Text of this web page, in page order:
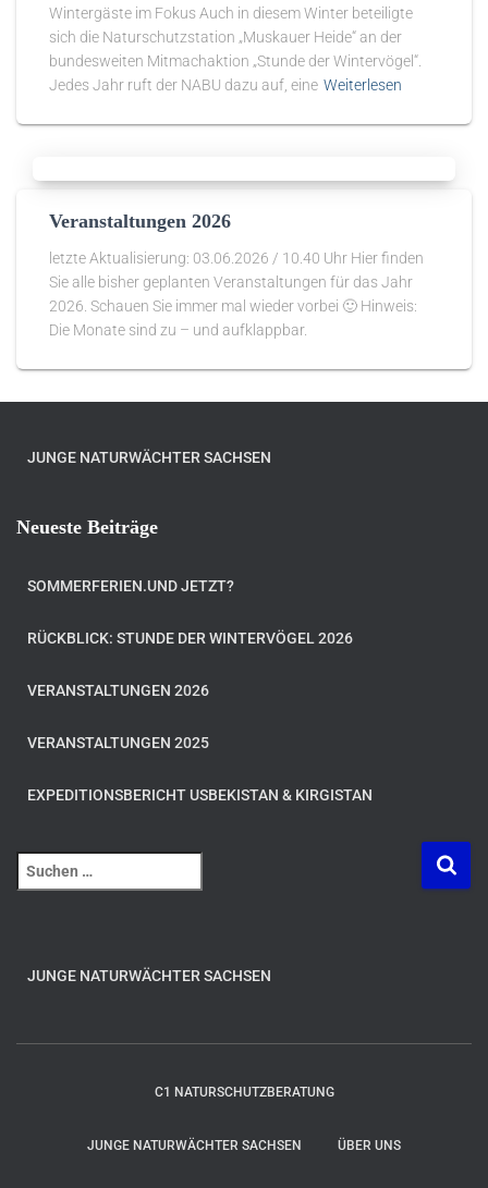
Wintergäste im Fokus Auch in diesem Winter beteiligte
sich die Naturschutzstation „Muskauer Heide“ an der
bundesweiten Mitmachaktion „Stunde der Wintervögel“.
Jedes Jahr ruft der NABU dazu auf, eine Weiterlesen
Veranstaltungen 2026
letzte Aktualisierung: 03.06.2026 / 10.40 Uhr Hier finden
Sie alle bisher geplanten Veranstaltungen für das Jahr
2026. Schauen Sie immer mal wieder vorbei 🙂 Hinweis:
Die Monate sind zu – und aufklappbar.
JUNGE NATURWÄCHTER SACHSEN
Neueste Beiträge
SOMMERFERIEN.UND JETZT?
RÜCKBLICK: STUNDE DER WINTERVÖGEL 2026
VERANSTALTUNGEN 2026
VERANSTALTUNGEN 2025
EXPEDITIONSBERICHT USBEKISTAN & KIRGISTAN
u
JUNGE NATURWÄCHTER SACHSEN
C1 NATURSCHUTZBERATUNG
JUNGE NATURWÄCHTER SACHSEN ÜBER UNS